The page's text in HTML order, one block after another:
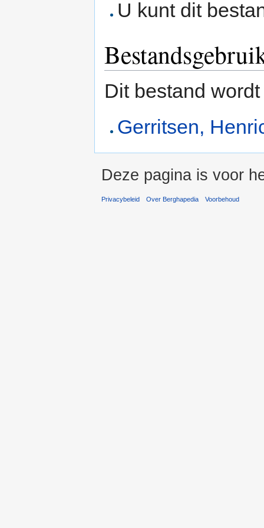
U kunt dit
Dit bestand
Gerritsen,
Deze pagina is voor
Privacybeleid Over Berghapedia Voorbehoud